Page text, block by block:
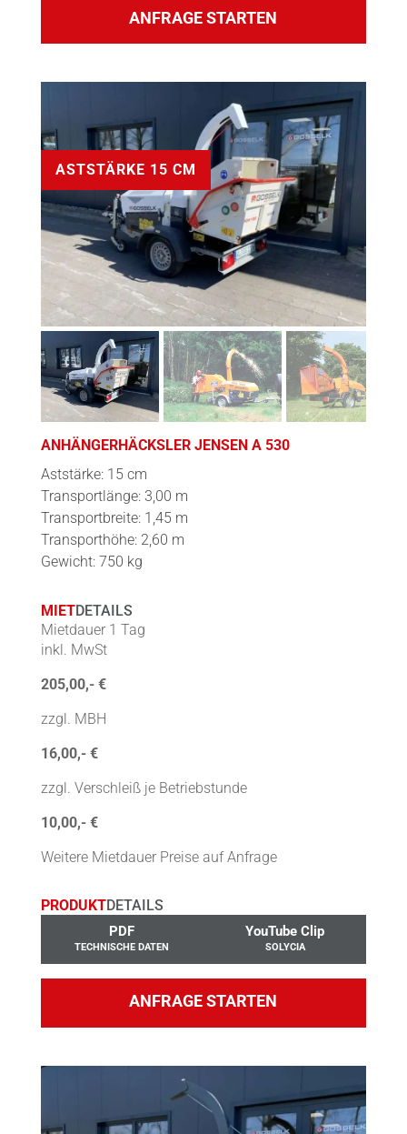
ANFRAGE STARTEN
ASTSTÄRKE 15 CM
ANHÄNGERHÄCKSLER JENSEN A 530
Aststärke: 15 cm
Transportlänge: 3,00 m
Transportbreite: 1,45 m
Transporthöhe: 2,60 m
Gewicht: 750 kg
MIETDETAILS
Mietdauer 1 Tag
inkl. MwSt
205,00,- €
zzgl. MBH
16,00,- €
zzgl. Verschleiß je Betriebstunde
10,00,- €
Weitere Mietdauer Preise auf Anfrage
PRODUKTDETAILS
PDF
TECHNISCHE DATEN
YouTube Clip
SOLYCIA
ANFRAGE STARTEN